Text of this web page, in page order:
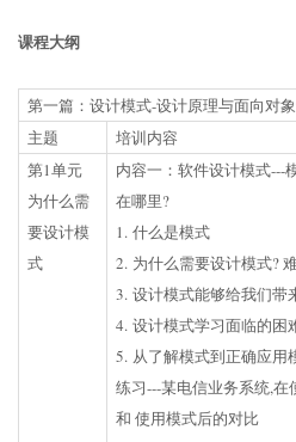
课程大纲
第一篇：设计模式-设计原理与面向对
主题
培训内容
第1单元
为什么需
要设计模
式
内容一：软件设计模式---
在哪里?
1. 什么是模式
2. 为什么需要设计模式?
3. 设计模式能够给我们带
4. 设计模式学习面临的困
5. 从了解模式到正确应用
练习---某电信业务系统,在
和 使用模式后的对比